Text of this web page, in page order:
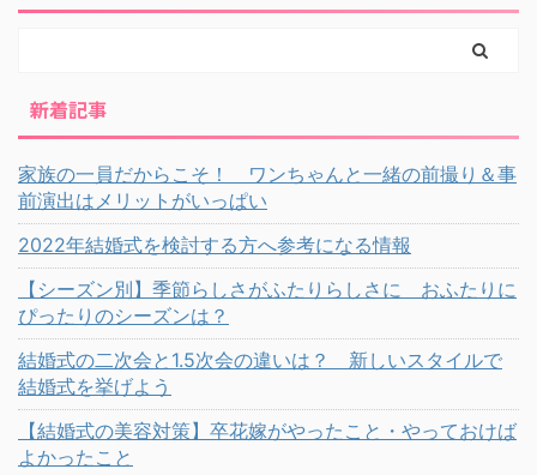
新着記事
家族の一員だからこそ！ ワンちゃんと一緒の前撮り＆事
前演出はメリットがいっぱい
2022年結婚式を検討する方へ参考になる情報
【シーズン別】季節らしさがふたりらしさに おふたりに
ぴったりのシーズンは？
結婚式の二次会と1.5次会の違いは？ 新しいスタイルで
結婚式を挙げよう
【結婚式の美容対策】卒花嫁がやったこと・やっておけば
よかったこと